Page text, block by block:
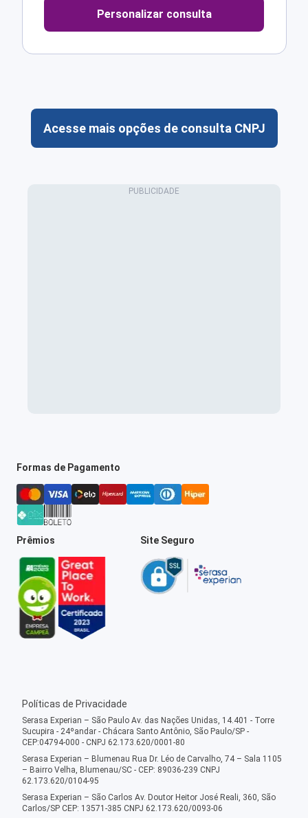
Personalizar consulta
Acesse mais opções de consulta CNPJ
Formas de Pagamento
Prêmios Site Seguro
Políticas de Privacidade
Serasa Experian – São Paulo Av. das Nações Unidas, 14.401 - Torre
Sucupira - 24ºandar - Chácara Santo Antônio, São Paulo/SP -
CEP:04794-000 - CNPJ 62.173.620/0001-80
Serasa Experian – Blumenau Rua Dr. Léo de Carvalho, 74 – Sala 1105
– Bairro Velha, Blumenau/SC - CEP: 89036-239 CNPJ
62.173.620/0104-95
Serasa Experian – São Carlos Av. Doutor Heitor José Reali, 360, São
Carlos/SP CEP: 13571-385 CNPJ 62.173.620/0093-06